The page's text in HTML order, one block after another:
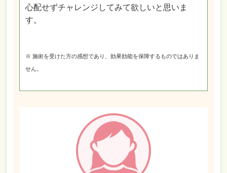
心配せずチャレンジしてみて欲しいと思いま
す。
※ 施術を受けた方の感想であり、効果効能を保障するものではありま
せん。